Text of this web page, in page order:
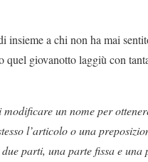
insieme a chi non ha mai
giovanotto laggiù con
un nome per
l’articolo o una
parti, una parte fissa e